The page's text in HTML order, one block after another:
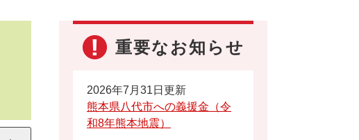
重要なお知らせ
2026年7月31日更新
熊本県八代市への義援金（令
和8年熊本地震）